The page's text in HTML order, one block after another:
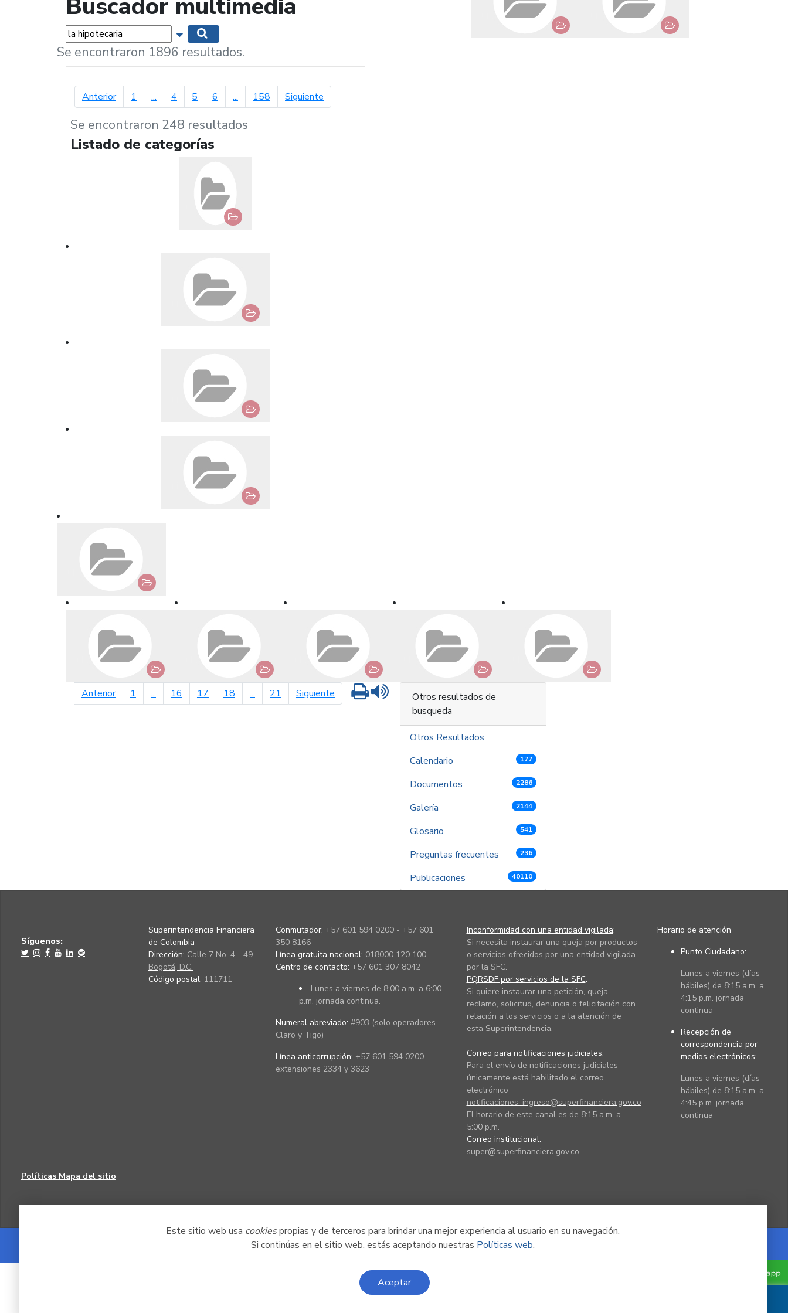
Este sitio web usa cookiespropias y de terceros para brindar una mejor experiencia al usuario en su navegación.
Si continúas en el sitio web, estás aceptando nuestras Políticas web.
Aceptar
Buscador multimedia
Palabras... Mostrar opciones de búsqueda
Se encontraron 1896 resultados.
Anteriorpágina anterior
1 ... 4 5 6 ... 158 Siguiente
Se encontraron 248 resultados
Listado de categorías
Anteriorpágina anterior
1 ... 16 17 18 ... 21 Siguientepágina siguiente
Imprimir
Otros resultados de
busqueda
Otros Resultados
Calendario
177
Documentos 2286
Galería 2144
Glosario 541
Preguntas frecuentes 236
Publicaciones 40110
Síguenos:
Superintendencia Financiera
de Colombia
Dirección: Calle 7 No. 4 - 49
Bogotá, D.C.
Código postal: 111711
Conmutador: +57 601 594 0200 - +57 601
350 8166
Línea gratuita nacional: 018000 120 100
Centro de contacto: +57 601 307 8042
Lunes a viernes de 8:00 a.m. a 6:00
p.m. jornada continua.
Numeral abreviado: #903 (solo operadores
Claro y Tigo)
Línea anticorrupción: +57 601 594 0200
extensiones 2334 y 3623
Inconformidad con una entidad vigilada:
Si necesita instaurar una queja por productos
o servicios ofrecidos por una entidad vigilada
por la SFC.
PQRSDF por servicios de la SFC:
Si quiere instaurar una petición, queja,
reclamo, solicitud, denuncia o felicitación con
relación a los servicios o a la atención de
esta Superintendencia.
Correo para notificaciones judiciales:
Para el envío de notificaciones judiciales
únicamente está habilitado el correo
electrónico
notificaciones_ingreso@superfinanciera.gov.co
El horario de este canal es de 8:15 a.m. a
5:00 p.m.
Correo institucional:
super@superfinanciera.gov.co
Horario de atención
Punto Ciudadano:
Lunes a viernes (días
hábiles) de 8:15 a.m. a
4:15 p.m. jornada
continua
Recepción de
correspondencia por
medios electrónicos:
Lunes a viernes (días
hábiles) de 8:15 a.m. a
4:45 p.m. jornada
continua
Políticas Mapa del sitio
Powered by Nexura